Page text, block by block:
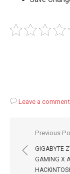
Leave a comment
по
записям
Previous
GIGABYTE
GAMING X